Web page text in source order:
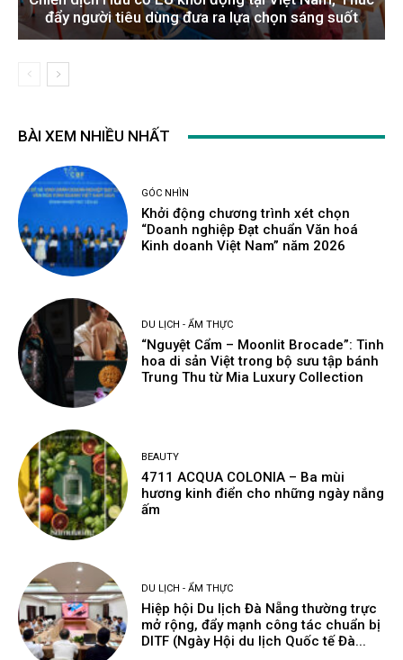
đẩy người tiêu dùng đưa ra lựa chọn sáng suốt
BÀI XEM NHIỀU NHẤT
GÓC NHÌN
Khởi động chương trình xét chọn
“Doanh nghiệp Đạt chuẩn Văn hoá
Kinh doanh Việt Nam” năm 2026
DU LỊCH - ẨM THỰC
“Nguyệt Cẩm – Moonlit Brocade”: Tinh
hoa di sản Việt trong bộ sưu tập bánh
Trung Thu từ Mia Luxury Collection
BEAUTY
4711 ACQUA COLONIA – Ba mùi
hương kinh điển cho những ngày nắng
ấm
DU LỊCH - ẨM THỰC
Hiệp hội Du lịch Đà Nẵng thường trực
mở rộng, đẩy mạnh công tác chuẩn bị
DITF (Ngày Hội du lịch Quốc tế Đà...